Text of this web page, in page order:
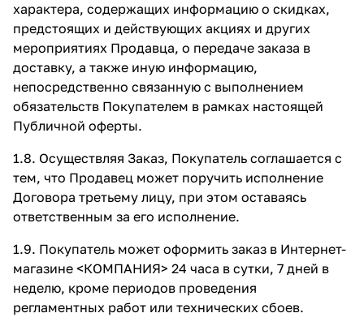
характера, содержащих информацию о скидках,
предстоящих и действующих акциях и других
мероприятиях Продавца, о передаче заказа в
доставку, а также иную информацию,
непосредственно связанную с выполнением
обязательств Покупателем в рамках настоящей
Публичной оферты.
1.8. Осуществляя Заказ, Покупатель соглашается с
тем, что Продавец может поручить исполнение
Договора третьему лицу, при этом оставаясь
ответственным за его исполнение.
1.9. Покупатель может оформить заказ в Интернет-
магазине <КОМПАНИЯ> 24 часа в сутки, 7 дней в
неделю, кроме периодов проведения
регламентных работ или технических сбоев.